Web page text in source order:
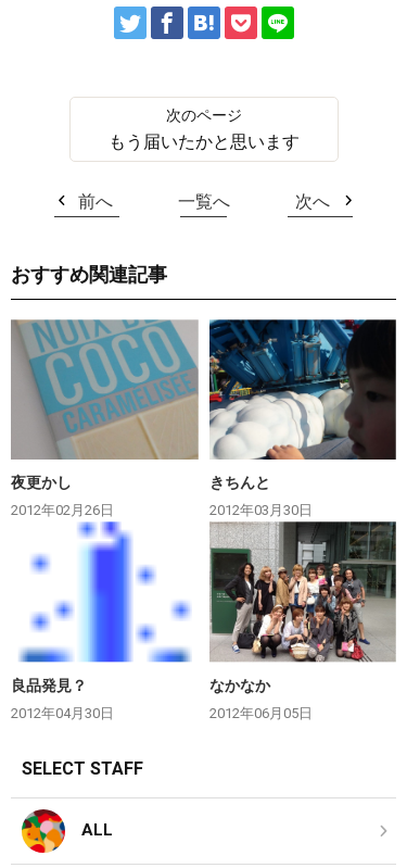
もう届いたかと思います
前へ 一覧へ 次へ
おすすめ関連記事
夜更かし
2012年02月26日
きちんと
2012年03月30日
良品発見？
2012年04月30日
なかなか
2012年06月05日
SELECT STAFF
ALL